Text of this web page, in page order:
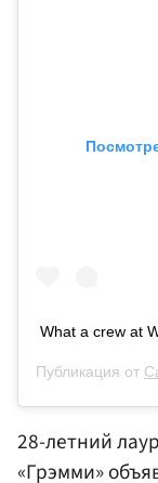
What a crew at
Публикация от
28-летний
«Грэмми»